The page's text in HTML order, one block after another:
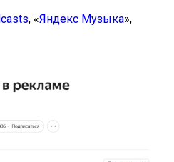
, «Яндекс Музыка»,